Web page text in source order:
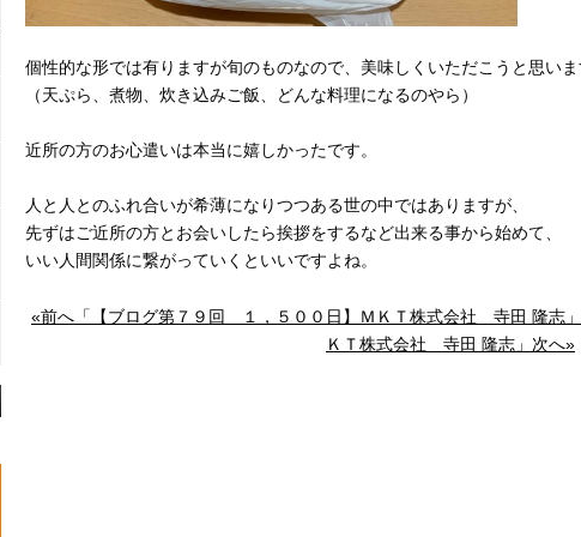
個性的な形では有りますが旬のものなので、美味しくいただこうと思いま
（天ぷら、煮物、炊き込みご飯、どんな料理になるのやら）
近所の方のお心遣いは本当に嬉しかったです。
人と人とのふれ合いが希薄になりつつある世の中ではありますが、
先ずはご近所の方とお会いしたら挨拶をするなど出来る事から始めて、
いい人間関係に繋がっていくといいですよね。
«前へ「【ブログ第７９回 １，５００日】ＭＫＴ株式会社 寺田 隆志」
ＫＴ株式会社 寺田 隆志」次へ»